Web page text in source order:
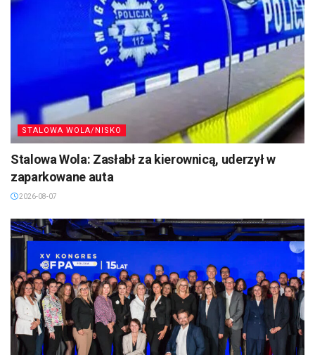
STALOWA WOLA/NISKO
Stalowa Wola: Zasłabł za kierownicą, uderzył w
zaparkowane auta
2026-08-07